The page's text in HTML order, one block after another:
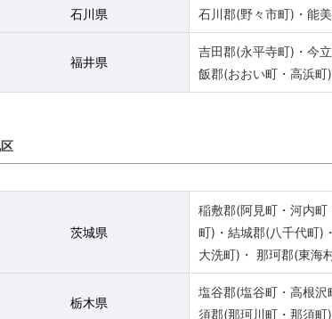
石川県 石川郡(野々市町)・能
福井県
吉田郡(永平寺町)・今
飯郡(おおい町・高浜
茨城県
稲敷郡(阿見町・河内
町)・結城郡(八千代町)
大洗町)・ 那珂郡(東海
栃木県
塩谷郡(塩谷町・高根
須郡(那珂川町・那須